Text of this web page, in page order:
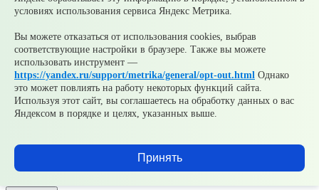
условиях использования сервиса Яндекс Метрика.
Вы можете отказаться от использования cookies, выбрав
соответствующие настройки в браузере. Также вы можете
использовать инструмент —
https://yandex.ru/support/metrika/general/opt-out.html Однако
это может повлиять на работу некоторых функций сайта.
Используя этот сайт, вы соглашаетесь на обработку данных о вас
Яндексом в порядке и целях, указанных выше.
Принять
Ваше сообщение отправлено
Приемная главы
Согласен(а) на обработку, хранение и направление моих